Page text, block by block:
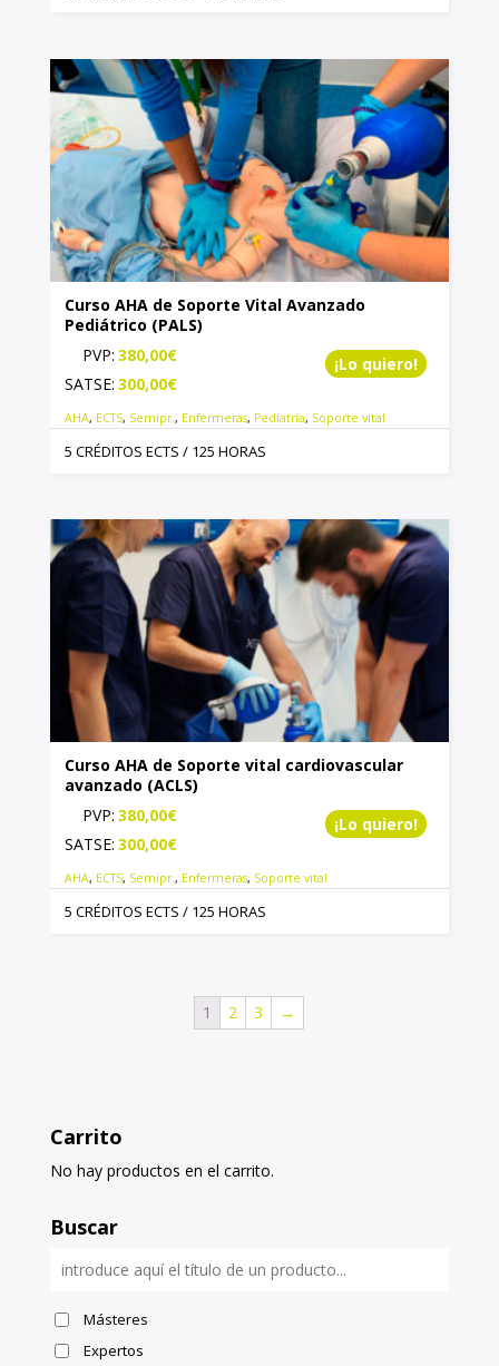
Curso AHA de Soporte Vital Avanzado
Pediátrico (PALS)
PVP: 380,00€
SATSE: 300,00€
¡Lo quiero!
AHA, ECTS, Semipr., Enfermeras, Pediatría, Soporte vital
5 CRÉDITOS ECTS / 125 HORAS
Curso AHA de Soporte vital cardiovascular
avanzado (ACLS)
PVP: 380,00€
SATSE: 300,00€
¡Lo quiero!
AHA, ECTS, Semipr., Enfermeras, Soporte vital
5 CRÉDITOS ECTS / 125 HORAS
1 2 3 →
Carrito
No hay productos en el carrito.
Buscar
Másteres
Expertos